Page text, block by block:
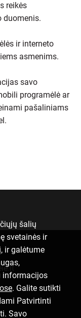
reikės
duomenis.
ir interneto
asmenims.
savo
programėlė ar
pašaliniams
šalių
svetainės ir
ir galėtume
informacijos
. Galite sutikti
Patvirtinti
Savo